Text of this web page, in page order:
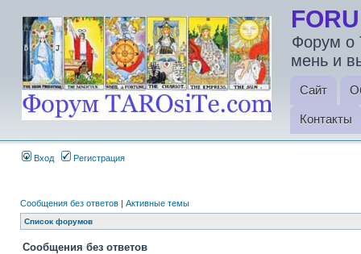
Форум о
мень и
Сайт
Контакты
Вход Регистрация
Сообщения без ответов | Активные темы
Список форумов
Сообщения без ответов